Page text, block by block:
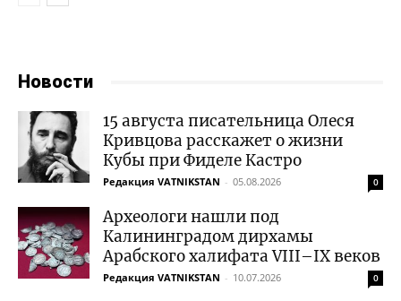
Новости
15 августа писательница Олеся
Кривцова расскажет о жизни
Кубы при Фиделе Кастро
Редакция VATNIKSTAN - 05.08.2026 0
Археологи нашли под
Калининградом дирхамы
Арабского халифата VIII–IX веков
Редакция VATNIKSTAN - 10.07.2026 0